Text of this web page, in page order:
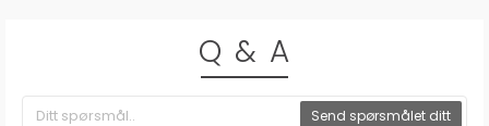
Q & A
Send spørsmålet ditt